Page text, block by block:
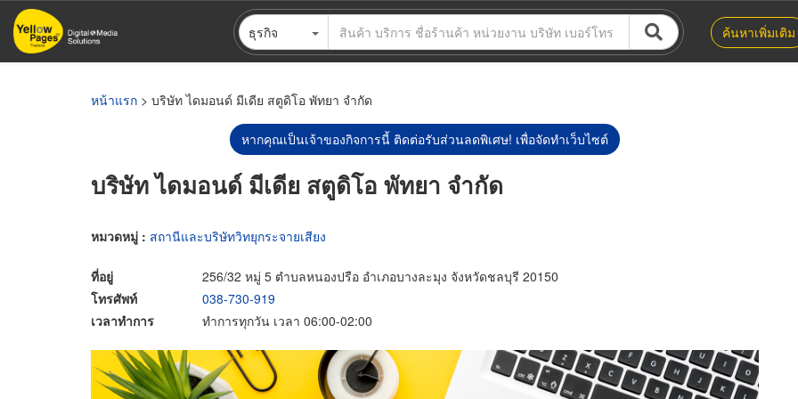
ข้าม
ไป
ธุรกิจ ค้นหาเพิ่มเติม
หน้าแรก > บริษัท ไดมอนด์ มีเดีย สตูดิโอ พัทยา จำกัด
หากคุณเป็นเจ้าของกิจการนี้ ติดต่อรับส่วนลดพิเศษ! เพื่อจัดทำเว็บไซต์
บริษัท ไดมอนด์ มีเดีย สตูดิโอ พัทยา จำกัด
หมวดหมู่ : สถานีและบริษัทวิทยุกระจายเสียง
ที่อยู่
256/32 หมู่ 5 ตำบลหนองปรือ อำเภอบางละมุง จังหวัดชลบุรี 20150
โทรศัพท์
038-730-919
เวลาทำการ
ทำการทุกวัน เวลา 06:00-02:00